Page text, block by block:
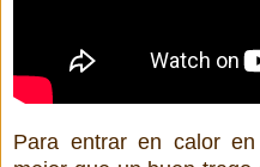
Para entrar en calor